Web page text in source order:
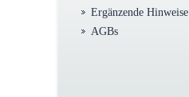
Ergänzende Hinweise
AGBs